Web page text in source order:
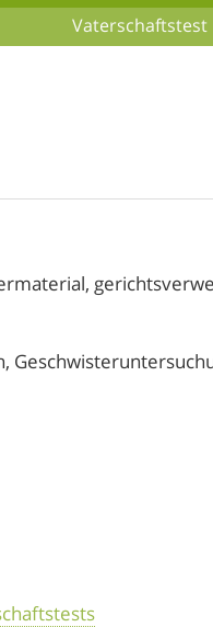
Vaterschaftstest